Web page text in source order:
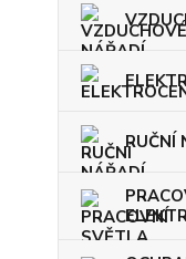
RUČNÍ